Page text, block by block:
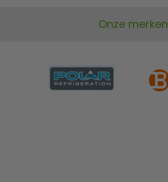
Onze merken